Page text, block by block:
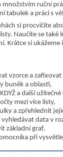
množstvím ruční
tabulek a práci s
si procvičíte
Naučíte se
Krátce si
vzorce a
buněk a oblastí,
a další
mezi více listy,
a zpřehlednit
data v
základní graf,
při